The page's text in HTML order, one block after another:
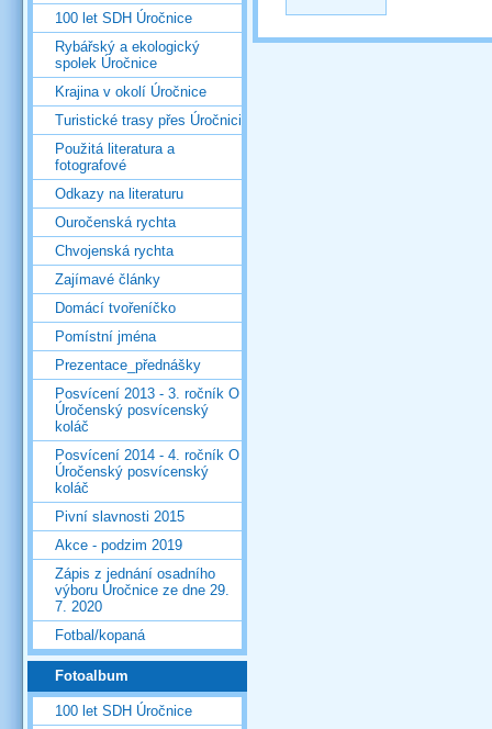
100 let SDH Úročnice
Rybářský a ekologický
spolek Úročnice
Krajina v okolí Úročnice
Turistické trasy přes Úročnici
Použitá literatura a
fotografové
Odkazy na literaturu
Ouročenská rychta
Chvojenská rychta
Zajímavé články
Domácí tvořeníčko
Pomístní jména
Prezentace_přednášky
Posvícení 2013 - 3. ročník O
Úročenský posvícenský
koláč
Posvícení 2014 - 4. ročník O
Úročenský posvícenský
koláč
Pivní slavnosti 2015
Akce - podzim 2019
Zápis z jednání osadního
výboru Úročnice ze dne 29.
7. 2020
Fotbal/kopaná
Fotoalbum
100 let SDH Úročnice